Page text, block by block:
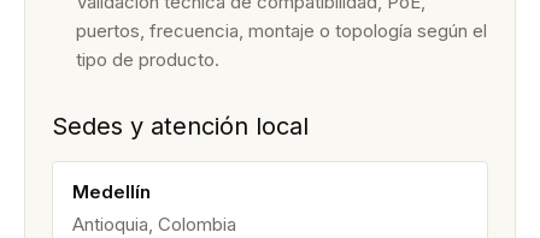
puertos, frecuencia, montaje o topología según el
tipo de producto.
Sedes y atención local
Medellín
Antioquia, Colombia